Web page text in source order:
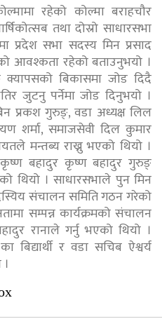
रहेको कोल्मा बराहचौर
तथा दोस्रो साधारसभा
प्रदेश सभा सदस्य मिन प्रसाद
आवश्कता रहेको बताउनुभयो ।
क्यापसको बिकासमा जोड दिदै
जुटनु पर्नेमा जोड दिनुभयो ।
प्रकश गुरुङ्, वडा अध्यक्ष लिल
शर्मा, समाजसेवी दिल कुमार
मन्तब्य राख्नु भएको थियो ।
बहादुर कृष्ण बहादुर गुरुङ्
थियो । साधारसभाले पुन मिन
संचालन समिति गठन गरेको
सम्पन्न कार्यक्रमको संचालन
रानाले गर्नु भएको थियो ।
बिद्यार्थी र वडा सचिब ऐश्वर्य